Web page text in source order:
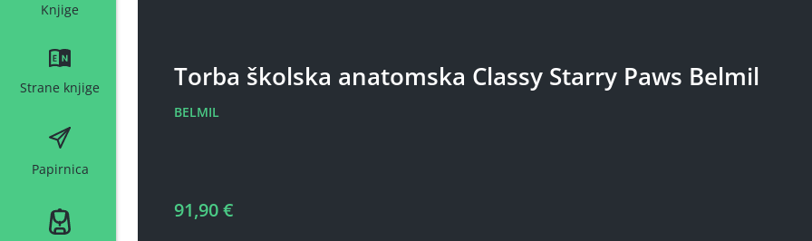
Knjige
Strane knjige
Papirnica
Torba školska anatomska Classy Starry Paws Belmil
BELMIL
91,90 €